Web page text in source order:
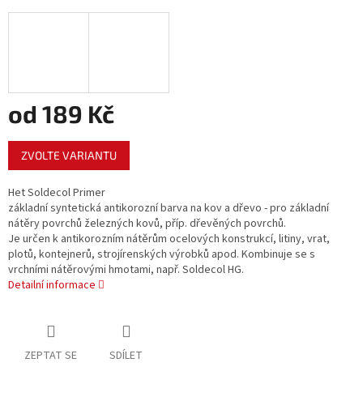
od 189 Kč
Měrná
cena:
ZVOLTE VARIANTU
Het Soldecol Primer
základní syntetická antikorozní barva na kov a dřevo - pro základní
nátěry povrchů železných kovů, příp. dřevěných povrchů.
Je určen k antikorozním nátěrům ocelových konstrukcí, litiny, vrat,
plotů, kontejnerů, strojírenských výrobků apod. Kombinuje se s
vrchními nátěrovými hmotami, např. Soldecol HG.
Detailní informace
ZEPTAT SE SDÍLET